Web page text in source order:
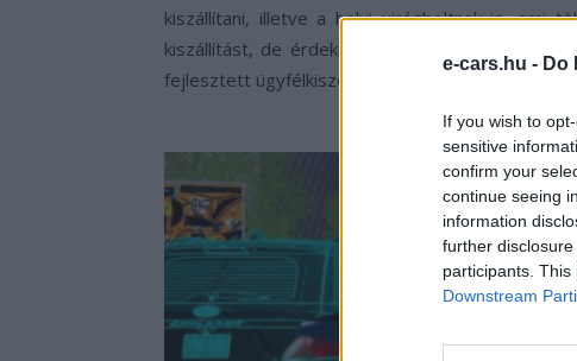
e-cars.hu - Do
If you wish to
sensitive
confirm your
continue seeing
information
further
participants.
Downstream
kiszállítani, illetve a helyi virágboltnak is, ami
kiszállítást, de érdeklődnek a szolgáltatás,
fejlesztett ügyfélkiszolgáló platform olyan